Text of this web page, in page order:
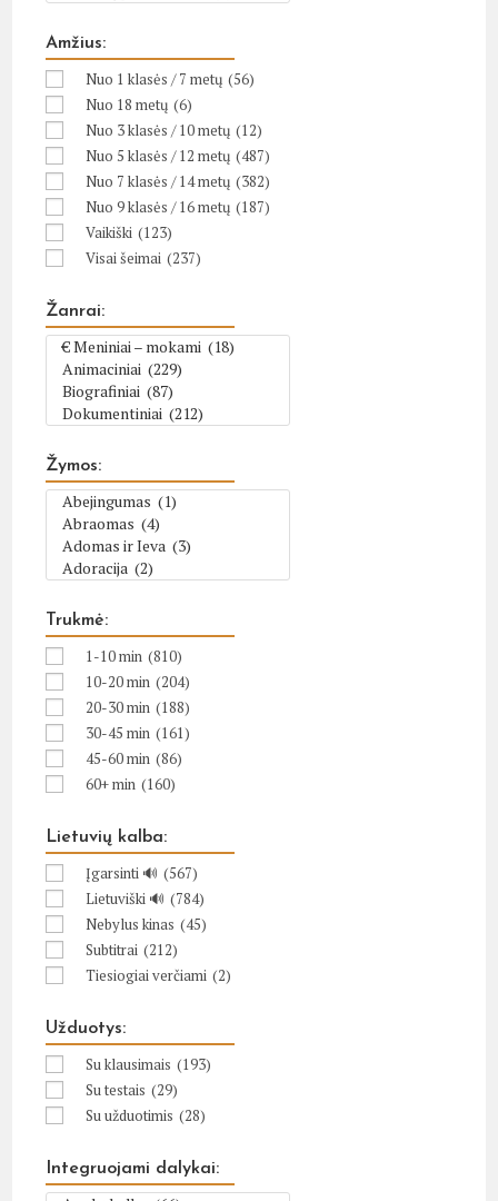
Amžius:
Nuo 1 klasės / 7 metų (56)
Nuo 18 metų (6)
Nuo 3 klasės / 10 metų (12)
Nuo 5 klasės / 12 metų (487)
Nuo 7 klasės / 14 metų (382)
Nuo 9 klasės / 16 metų (187)
Vaikiški (123)
Visai šeimai (237)
Žanrai:
Žymos:
Trukmė:
1-10 min (810)
10-20 min (204)
20-30 min (188)
30-45 min (161)
45-60 min (86)
60+ min (160)
Lietuvių kalba:
Įgarsinti 🔊 (567)
Lietuviški 🔊 (784)
Nebylus kinas (45)
Subtitrai (212)
Tiesiogiai verčiami (2)
Užduotys:
Su klausimais (193)
Su testais (29)
Su užduotimis (28)
Integruojami dalykai: